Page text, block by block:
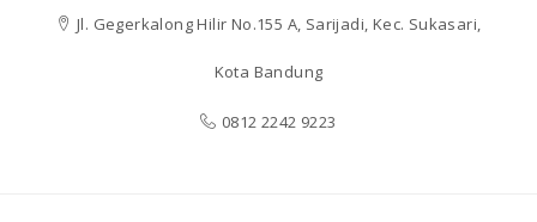
Jl. Gegerkalong Hilir No.155 A, Sarijadi, Kec. Sukasari,
Kota Bandung
0812 2242 9223